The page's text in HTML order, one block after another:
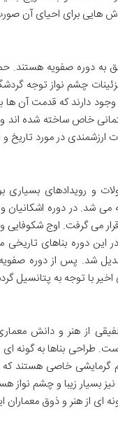
هایی برای احیای آن
به دوره صفویه هستند.
چشم نواز توجه
دارند که قدمت آن ها به
خاص ساخته شده اند و
ارزشمندی در مورد تاریخ
و رویدادهای
شد. در دوره اشکانیان
می گرفت. اوج شکوفایی
دوره بناهای تاریخی
شد. پس از دوره
با توجه به پتانسیل
از هنر و دانش
بناها به گونه ای
گرمایشی خاصی هستند
نیز بسیار زیبا و چشم
ای از هنر و ذوق